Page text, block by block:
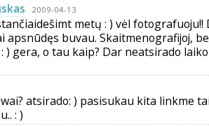
2009-04-13
metų : ) vėl fotografuoju!!
apsnūdęs buvau. Skaitmenografijoj,
) gera, o tau kaip? Dar neatsirado
atsirado: ) pasisukau kita linkme
: )